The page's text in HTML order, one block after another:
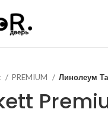
PREMIUM Линолеум